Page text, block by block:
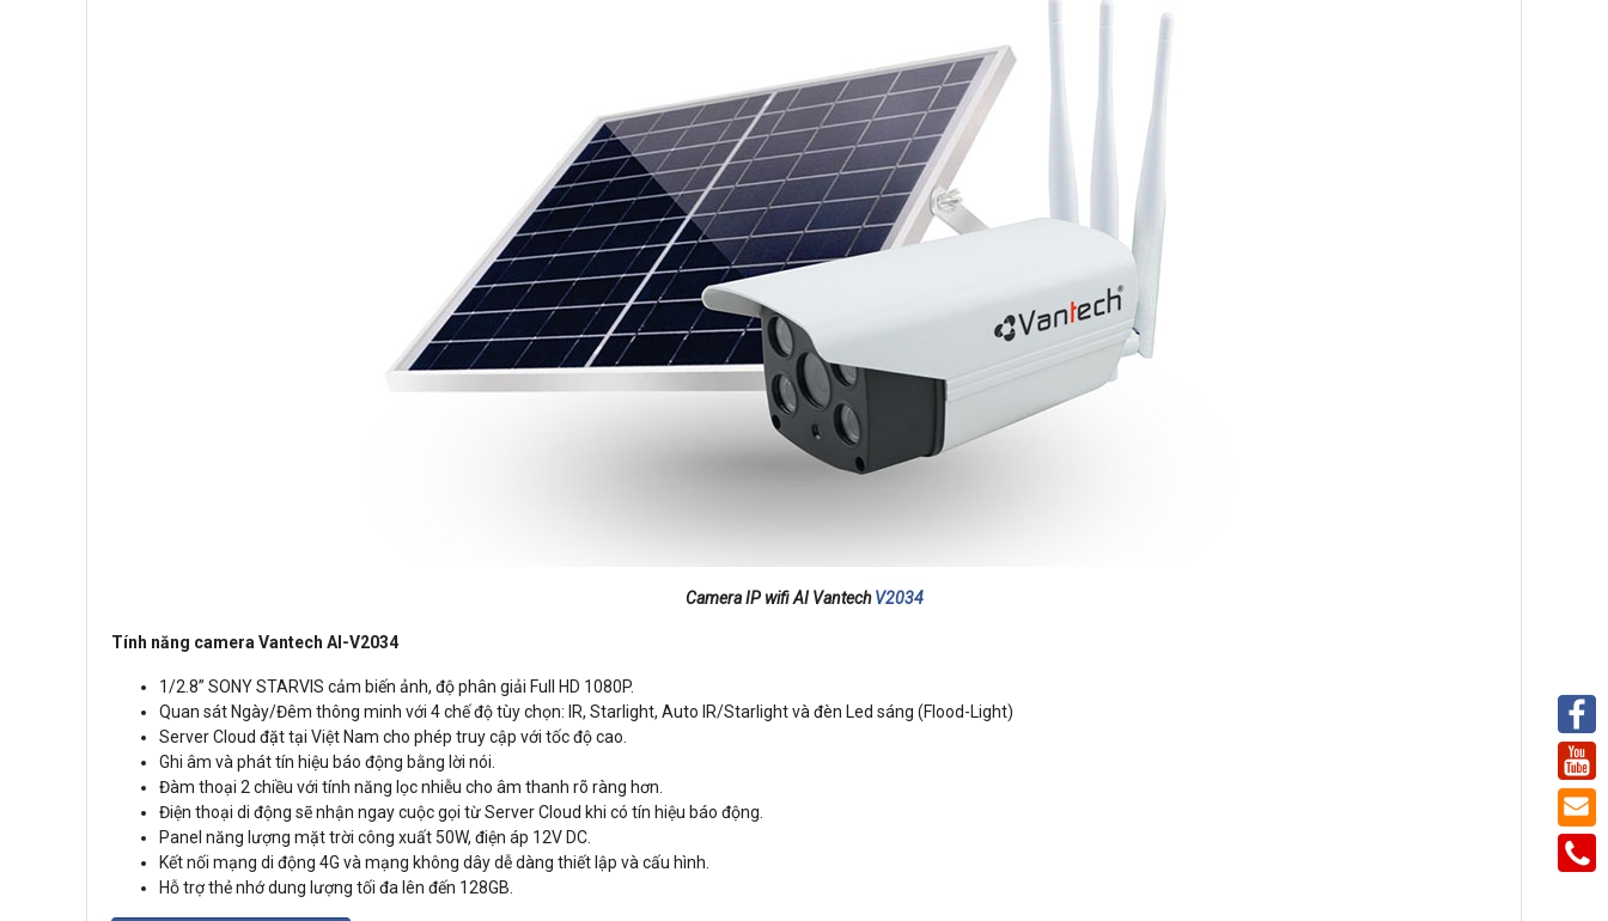
Camera IP wifi AI VantechV2034
Tính năng camera Vantech AI-V2034
1/2.8” SONY STARVIS cảm biến ảnh, độ phân giải Full HD 1080P.
Quan sát Ngày/Đêm thông minh với 4 chế độ tùy chọn: IR, Starlight, Auto IR/Starlight và đèn Led sáng (Flood-Light)
Server Cloud đặt tại Việt Nam cho phép truy cập với tốc độ cao.
Ghi âm và phát tín hiệu báo động bằng lời nói.
Đàm thoại 2 chiều với tính năng lọc nhiễu cho âm thanh rõ ràng hơn.
Điện thoại di động sẽ nhận ngay cuộc gọi từ Server Cloud khi có tín hiệu báo động.
Panel năng lượng mặt trời công xuất 50W, điện áp 12V DC.
Kết nối mạng di động 4G và mạng không dây dễ dàng thiết lập và cấu hình.
Hỗ trợ thẻ nhớ dung lượng tối đa lên đến 128GB.